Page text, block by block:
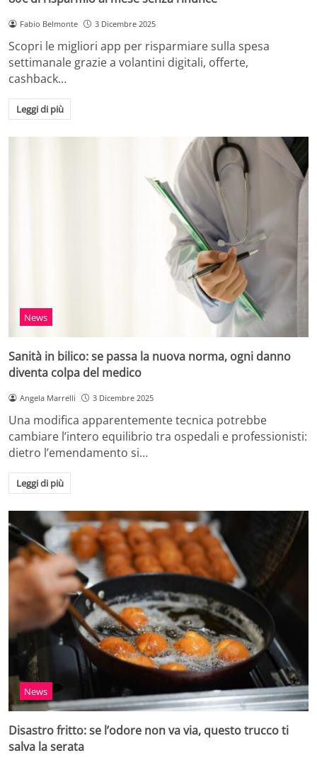
Fabio Belmonte 3 Dicembre 2025
Scopri le migliori app per risparmiare sulla spesa
settimanale grazie a volantini digitali, offerte,
cashback…
Leggi di più
News
Sanità in bilico: se passa la nuova norma, ogni danno
diventa colpa del medico
Angela Marrelli 3 Dicembre 2025
Una modifica apparentemente tecnica potrebbe
cambiare l’intero equilibrio tra ospedali e professionisti:
dietro l’emendamento si…
Leggi di più
News
Disastro fritto: se l’odore non va via, questo trucco ti
salva la serata